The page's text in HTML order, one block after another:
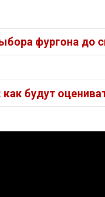
фургона до
будут